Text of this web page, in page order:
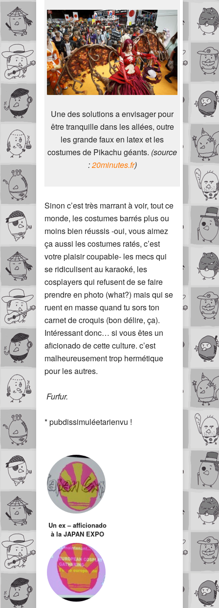
Une des solutions a envisager pour
être tranquille dans les allées, outre
les grande faux en latex et les
costumes de Pikachu géants. (source
:20minutes.fr)
Sinon c’est très marrant à voir, tout ce
monde, les costumes barrés plus ou
moins bien réussis -oui, vous aimez
ça aussi les costumes ratés, c’est
votre plaisir coupable- les mecs qui
se ridiculisent au karaoké, les
cosplayers qui refusent de se faire
prendre en photo (what?) mais qui se
ruent en masse quand tu sors ton
carnet de croquis (bon délire, ça).
Intéressant donc… si vous êtes un
aficionado de cette culture. c’est
malheureusement trop hermétique
pour les autres.
Furfur.
* pubdissimuléetarienvu !
Un ex – afficionado
à la JAPAN EXPO